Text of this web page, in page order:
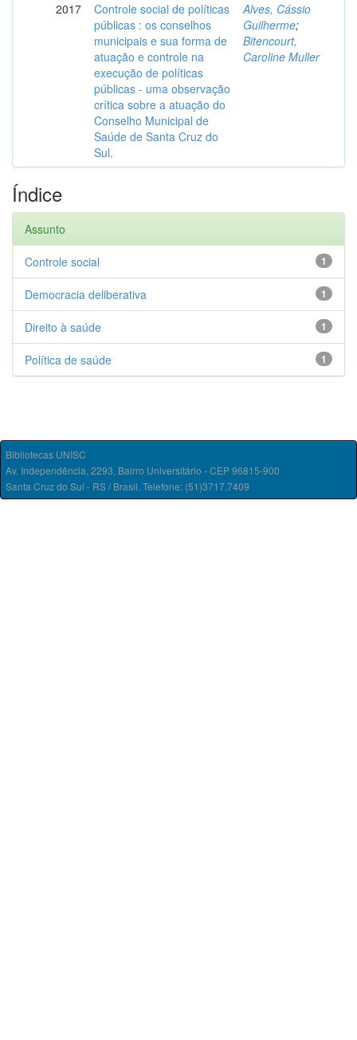
2017
Controle social de políticas
públicas : os conselhos
municipais e sua forma de
atuação e controle na
execução de políticas
públicas - uma observação
crítica sobre a atuação do
Conselho Municipal de
Saúde de Santa Cruz do
Sul.
Alves, Cássio
Guilherme;
Bitencourt,
Caroline Muller
Índice
Assunto
1
Controle social
1
Democracia deliberativa
1
Direito à saúde
1
Política de saúde
Bibliotecas UNISC
Av. Independência, 2293, Bairro Universitário - CEP 96815-900
Santa Cruz do Sul - RS / Brasil. Telefone: (51)3717.7409